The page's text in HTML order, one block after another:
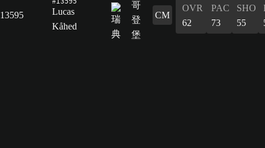
13595
Lucas
Kåhed
CM
OVR
62
PAC
73
SHO
55